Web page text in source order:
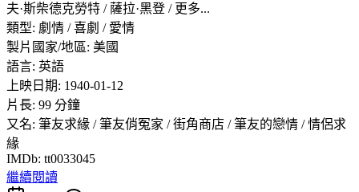
夫·斯柴德克勞特 / 薩拉·黑登 / 更多...
類型: 劇情 / 喜劇 / 愛情
製片國家/地區: 美國
語言: 英語
上映日期: 1940-01-12
片長: 99 分鐘
又名: 筆友求緣 / 筆友俏冤家 / 街角商店 / 筆友的戀情 / 情侶求
緣
IMDb: tt0033045
繼續閱讀